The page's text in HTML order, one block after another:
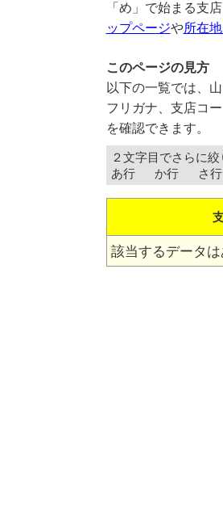
「め」で始まる支
ップページや所在
このページの見方
以下の一覧では、
フリガナ、支店コ
を確認できます。
２文字目でさらに
あ行 か行 さ行
該当するデータ